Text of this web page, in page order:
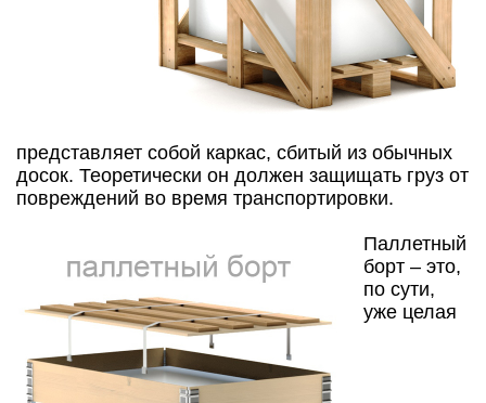
представляет собой каркас, сбитый из обычных
досок. Теоретически он должен защищать груз от
повреждений во время транспортировки.
Паллетный
борт – это,
по сути,
уже целая